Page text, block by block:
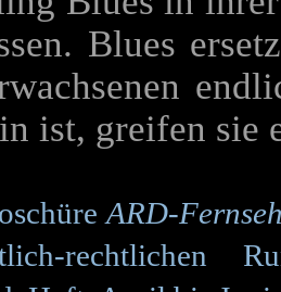
Blues
ist, greifen sie
ARD-
rechtlichen